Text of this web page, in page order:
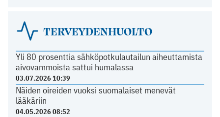
TERVEYDENHUOLTO
Yli 80 prosenttia sähköpotkulautailun aiheuttamista
aivovammoista sattui humalassa
03.07.2026 10:39
Näiden oireiden vuoksi suomalaiset menevät
lääkäriin
04.05.2026 08:52